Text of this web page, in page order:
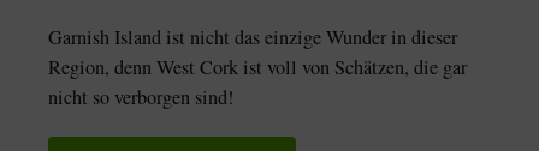
Garnish Island ist nicht das einzige Wunder in dieser
Region, denn West Cork ist voll von Schätzen, die gar
nicht so verborgen sind!